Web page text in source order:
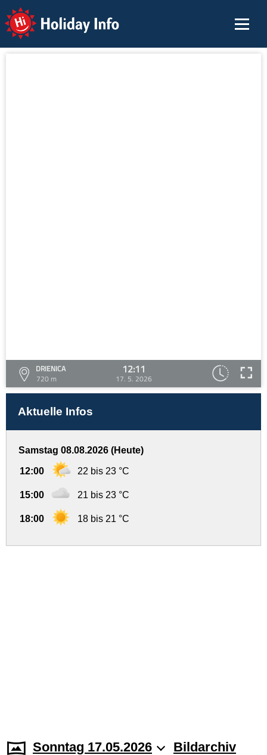
Holiday Info
DRIENICA
720 m
12:11
17. 5. 2026
Aktuelle Infos
Samstag 08.08.2026 (Heute)
12:00 22 bis 23 °C
15:00 21 bis 23 °C
18:00 18 bis 21 °C
Sonntag 17.05.2026 Bildarchiv